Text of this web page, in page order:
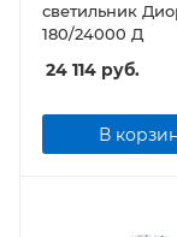
светильник
180/24000 Д
24 114 руб.
В